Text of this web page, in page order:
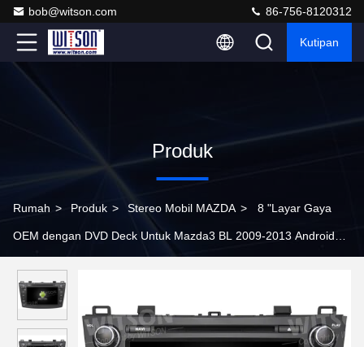
bob@witson.com 86-756-8120312
Kutipan
Produk
Rumah > Produk > Stereo Mobil MAZDA > 8 "Layar Gaya
OEM dengan DVD Deck Untuk Mazda3 BL 2009-2013 Android